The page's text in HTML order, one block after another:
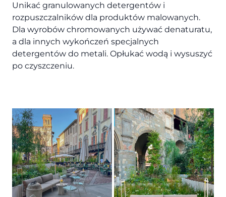
Unikać granulowanych detergentów i
rozpuszczalników dla produktów malowanych.
Dla wyrobów chromowanych używać denaturatu,
a dla innych wykończeń specjalnych
detergentów do metali. Opłukać wodą i wysuszyć
po czyszczeniu.